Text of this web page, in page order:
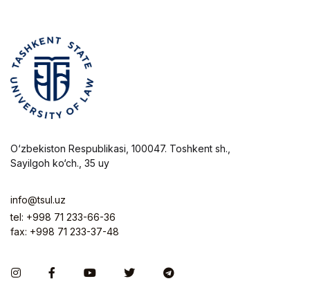
O‘zbekiston Respublikasi, 100047. Toshkent sh.,
Sayilgoh ko‘ch., 35 uy
info@tsul.uz
tel: +998 71 233-66-36
fax: +998 71 233-37-48